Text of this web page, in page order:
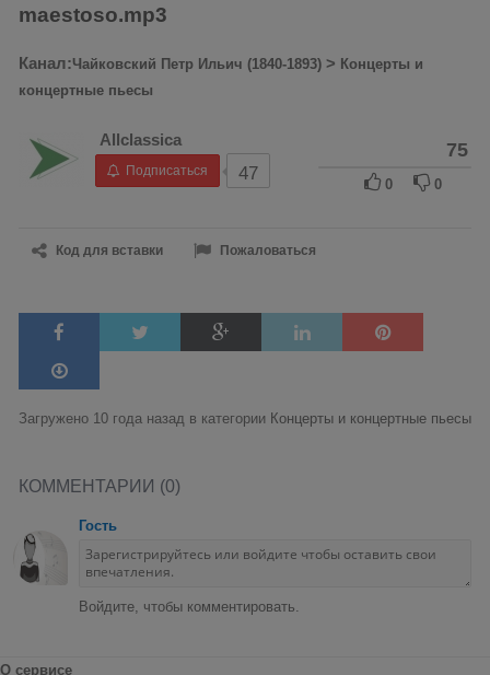
maestoso.mp3
Канал:Чайковский Петр Ильич (1840-1893) > Концерты и
концертные пьесы
Allclassica
Подписаться 47
75
0 0
Код для вставки Пожаловаться
Загружено 10 года назад в категории Концерты и концертные пьесы
КОММЕНТАРИИ (0)
Гость
Войдите, чтобы комментировать.
О сервисе